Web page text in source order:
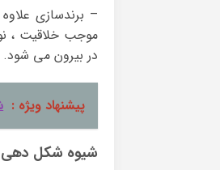
– برندسازی
موجب خلاقیت ،
در بیرون می
پیشنهاد ویژه :
شیوه شکل دهی